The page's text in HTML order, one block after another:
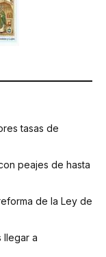
tasas de
peajes de hasta
de la Ley de
llegar a